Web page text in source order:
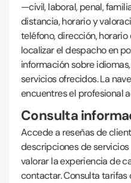
—civil, laboral, penal,
distancia, horario y
teléfono, dirección,
localizar el despacho en
información sobre
servicios ofrecidos. La
encuentres el profesional
Consulta
Accede a reseñas de
descripciones de
valorar la experiencia de
contactar. Consulta